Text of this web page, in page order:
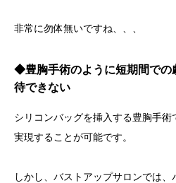
非常に勿体無いですね、、、
◆豊胸手術のように短期間での
待できない
シリコンバッグを挿入する豊胸手
実現することが可能です。
しかし、バストアップサロンでは